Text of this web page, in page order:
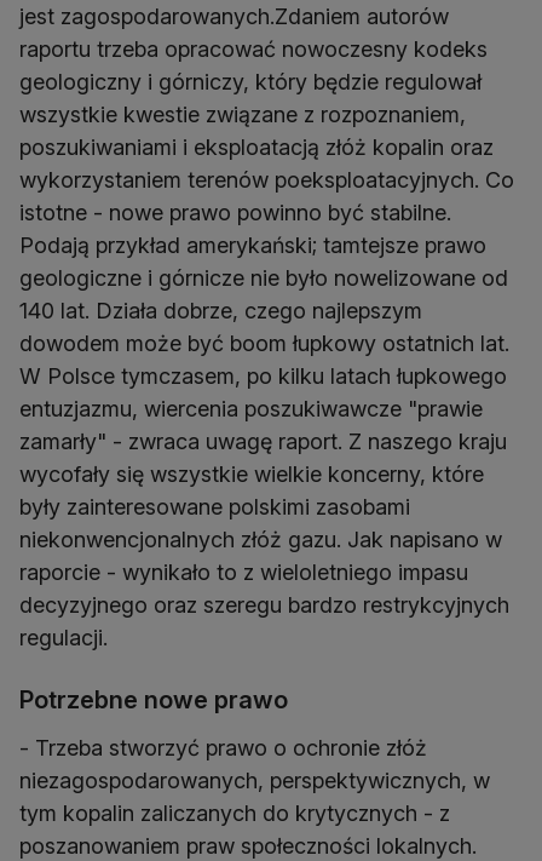
jest zagospodarowanych.Zdaniem autorów
raportu trzeba opracować nowoczesny kodeks
geologiczny i górniczy, który będzie regulował
wszystkie kwestie związane z rozpoznaniem,
poszukiwaniami i eksploatacją złóż kopalin oraz
wykorzystaniem terenów poeksploatacyjnych. Co
istotne - nowe prawo powinno być stabilne.
Podają przykład amerykański; tamtejsze prawo
geologiczne i górnicze nie było nowelizowane od
140 lat. Działa dobrze, czego najlepszym
dowodem może być boom łupkowy ostatnich lat.
W Polsce tymczasem, po kilku latach łupkowego
entuzjazmu, wiercenia poszukiwawcze "prawie
zamarły" - zwraca uwagę raport. Z naszego kraju
wycofały się wszystkie wielkie koncerny, które
były zainteresowane polskimi zasobami
niekonwencjonalnych złóż gazu. Jak napisano w
raporcie - wynikało to z wieloletniego impasu
decyzyjnego oraz szeregu bardzo restrykcyjnych
regulacji.
Potrzebne nowe prawo
- Trzeba stworzyć prawo o ochronie złóż
niezagospodarowanych, perspektywicznych, w
tym kopalin zaliczanych do krytycznych - z
poszanowaniem praw społeczności lokalnych.